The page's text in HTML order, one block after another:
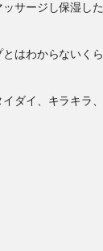
サージし保湿し
はわからないく
ダイ、キラキラ